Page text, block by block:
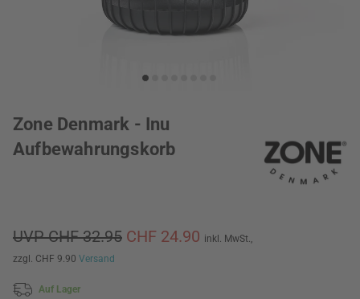
Zone Denmark - Inu
Aufbewahrungskorb
UVP CHF 32.95 CHF 24.90 inkl. MwSt.,
zzgl. CHF 9.90 Versand
Auf Lager